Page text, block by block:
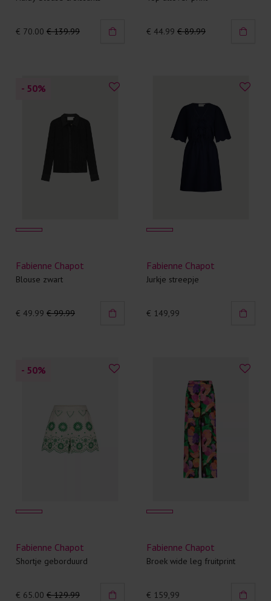
€ 70.00 € 139.99 € 44.99 € 89.99
- 50%
Fabienne Chapot
Blouse zwart
€ 49.99 € 99.99
Fabienne Chapot
Jurkje streepje
€ 149,99
- 50%
Fabienne Chapot
Shortje geborduurd
€ 65.00 € 129.99
Fabienne Chapot
Broek wide leg fruitprint
€ 159,99